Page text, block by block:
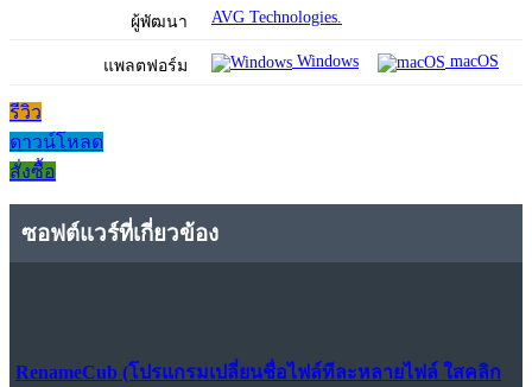
ผู้พัฒนา AVG Technologies.
แพลตฟอร์ม Windows macOS
รีวิว
ดาวน์โหลด
สั่งซื้อ
ซอฟต์แวร์ที่เกี่ยวข้อง
RenameCub (โปรแกรมเปลี่ยนชื่อไฟล์ทีละหลายไฟล์ ใสคลิก